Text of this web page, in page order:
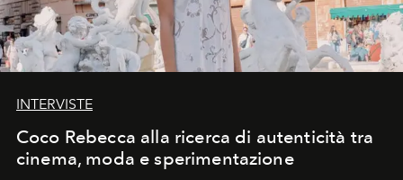
INTERVISTE
Coco Rebecca alla ricerca di autenticità tra
cinema, moda e sperimentazione